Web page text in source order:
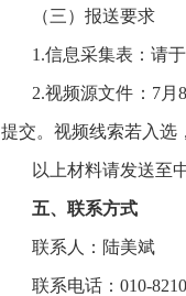
（三）报送要求
1.信息采集表：请
2.视频源文件：7
提交。视频线索若入选
以上材料请发送至
五、联系方式
联系人：陆美斌
联系电话：010-